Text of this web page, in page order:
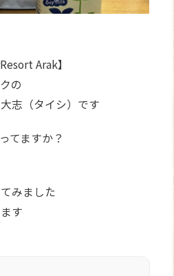
Arak】
の
志（タイシ）です
てますか？
みました
す